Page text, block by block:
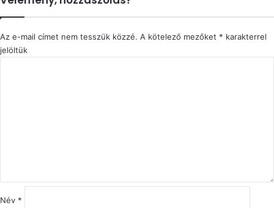
Az e-mail címet nem tesszük közzé. A kötelező mezőket * karakterrel
jelöltük
á
sNév *